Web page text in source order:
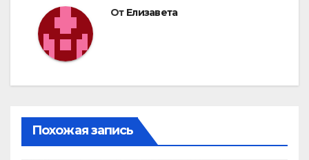
От Елизавета
Похожая запись